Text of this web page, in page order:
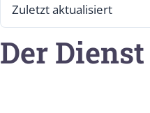
Zuletzt aktualisiert
Der